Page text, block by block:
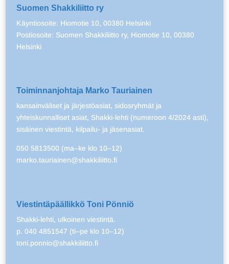
Suomen Shakkiliitto ry
Käyntiosoite: Hiomotie 10, 00380 Helsinki
Postiosoite: Suomen Shakkiliitto ry, Hiomotie 10, 00380
Helsinki
Toiminnanjohtaja Marko Tauriainen
kansainväliset ja järjestöasiat, sidosryhmät ja
yhteiskunnalliset asiat, Shakki-lehti (numeroon 4/2024 asti),
sisäinen viestintä, kilpailu- ja jäsenasiat.
050 5813500 (ma–ke klo 10–12)
marko.tauriainen@shakkiliitto.fi
Viestintäpäällikkö Toni Pönniö
Shakki-lehti, ulkoinen viestintä.
p. 040 4851547 (ti–pe klo 10–12)
toni.ponnio@shakkiliitto.fi